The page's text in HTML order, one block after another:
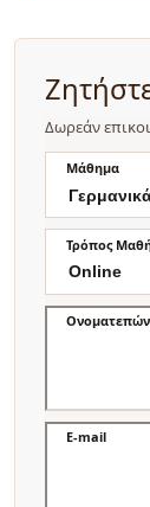
Δωρεάν
Μάθημα
Τρόπος
E-mail